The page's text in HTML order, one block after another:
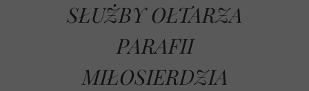
SŁUŻBY OŁTARZA
PARAFII
MIŁOSIERDZIA